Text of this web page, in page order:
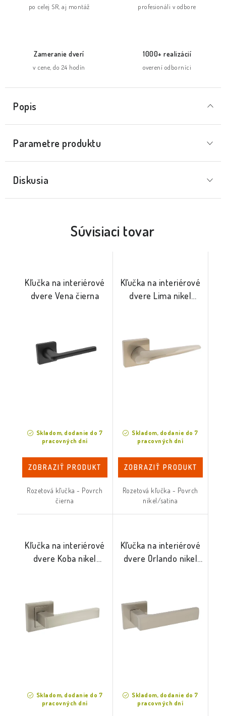
po celej SR, aj montáž profesionáli v odbore
Zameranie dverí
v cene, do 24 hodín
1000+ realizácií
overení odborníci
Popis
Parametre produktu
Diskusia
Súvisiaci tovar
Kľučka na interiérové
dvere Vena čierna
Skladom, dodanie do 7
pracovných dní
ZOBRAZIŤ PRODUKT
Rozetová kľučka - Povrch
čierna
Kľučka na interiérové
dvere Lima nikel
Skladom, dodanie do 7
pracovných dní
ZOBRAZIŤ PRODUKT
Rozetová kľučka - Povrch
nikel/satina
Kľučka na interiérové
dvere Koba nikel
Skladom, dodanie do 7
pracovných dní
Kľučka na interiérové
dvere Orlando nikel
Skladom, dodanie do 7
pracovných dní